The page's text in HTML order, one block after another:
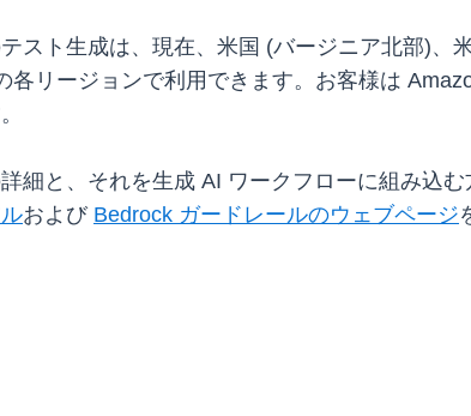
スト生成は、現在、米国 (バージニア北部)
各リージョンで利用できます。お客様は
細と、それを生成 AI ワークフローに組み込
および Bedrock ガードレールのウェブページ